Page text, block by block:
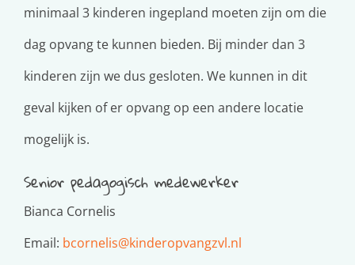
minimaal 3 kinderen ingepland moeten zijn om die
dag opvang te kunnen bieden. Bij minder dan 3
kinderen zijn we dus gesloten. We kunnen in dit
geval kijken of er opvang op een andere locatie
mogelijk is.
Senior pedagogisch medewerker
Bianca Cornelis
Email: bcornelis@kinderopvangzvl.nl